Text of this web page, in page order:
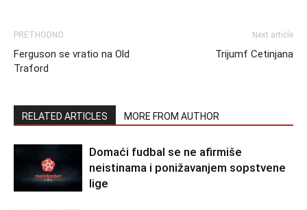
PRETHODNO
Ferguson se vratio na Old
Traford
Next article
Trijumf Cetinjana
RELATED ARTICLES MORE FROM AUTHOR
Domaći fudbal se ne afirmiše
neistinama i ponižavanjem sopstvene
lige